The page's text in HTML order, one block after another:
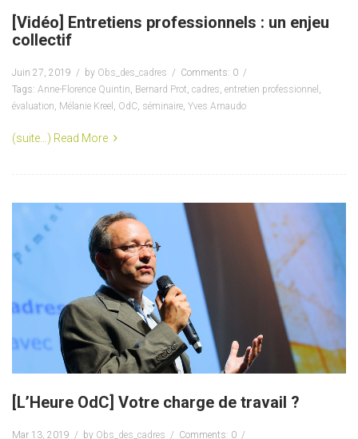
[Vidéo] Entretiens professionnels : un enjeu
collectif
Juin 27, 2019 by Obs_des_cadres
Comments: 0
Tags: Anne-Florence Quintin Bernard Prot cadres entretien professionnel
évaluation Mélanie Kreel OdC séminaire Yves Arnaudo
(suite…) Read More
[L’Heure OdC] Votre charge de travail ?
Mar 13, 2019 by Obs_des_cadres Comments: 0